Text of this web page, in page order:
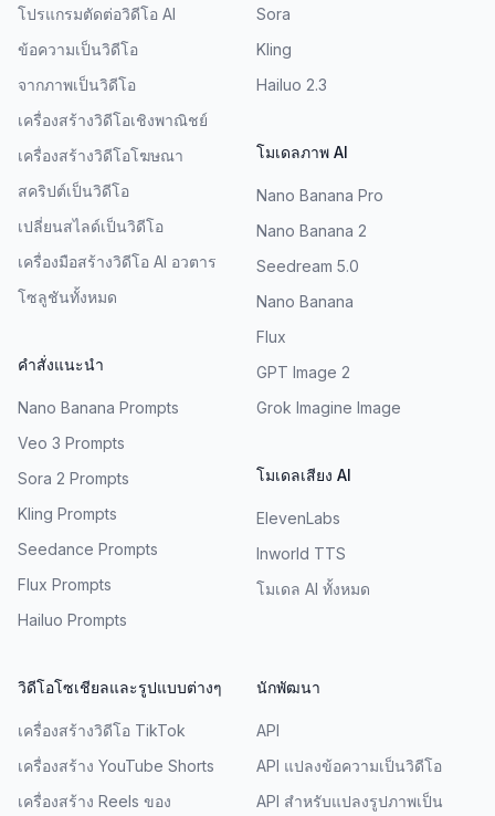
โปรแกรมตัดต่อวิดีโอ AI
ข้อความเป็นวิดีโอ
จากภาพเป็นวิดีโอ
เครื่องสร้างวิดีโอเชิงพาณิชย์
เครื่องสร้างวิดีโอโฆษณา
สคริปต์เป็นวิดีโอ
เปลี่ยนสไลด์เป็นวิดีโอ
เครื่องมือสร้างวิดีโอ AI อวตาร
โซลูชันทั้งหมด
คำสั่งแนะนำ
Nano Banana Prompts
Veo 3 Prompts
Sora 2 Prompts
Kling Prompts
Seedance Prompts
Flux Prompts
Hailuo Prompts
Sora
Kling
Hailuo 2.3
โมเดลภาพ AI
Nano Banana Pro
Nano Banana 2
Seedream 5.0
Nano Banana
Flux
GPT Image 2
Grok Imagine Image
โมเดลเสียง AI
ElevenLabs
Inworld TTS
โมเดล AI ทั้งหมด
วิดีโอโซเชียลและรูปแบบต่างๆ
เครื่องสร้างวิดีโอ TikTok
เครื่องสร้าง YouTube Shorts
เครื่องสร้าง Reels ของ
นักพัฒนา
API
API แปลงข้อความเป็นวิดีโอ
API สำหรับแปลงรูปภาพเป็น